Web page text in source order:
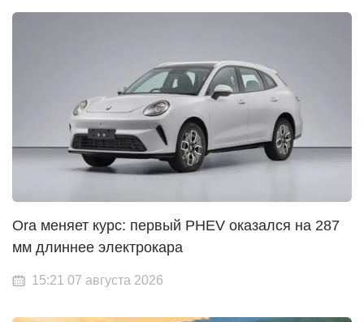
Ora меняет курс: первый PHEV оказался на 287
мм длиннее электрокара
15:21 07 августа 2026